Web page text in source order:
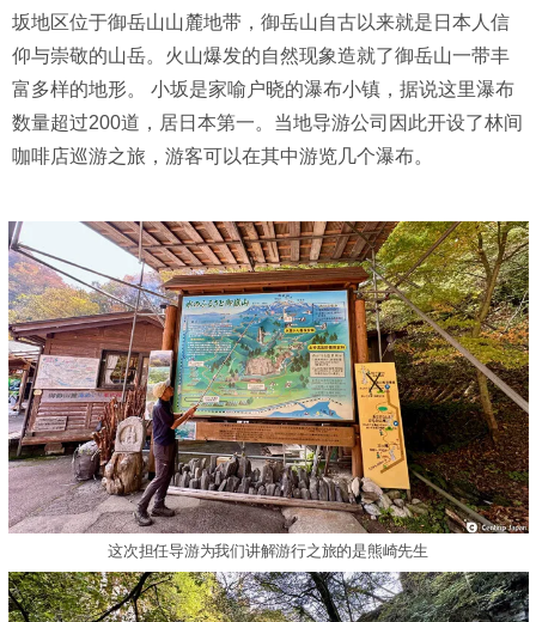
坂地区位于御岳山山麓地带，御岳山自古以来就是日本人信
仰与崇敬的山岳。火山爆发的自然现象造就了御岳山一带丰
富多样的地形。 小坂是家喻户晓的瀑布小镇，据说这里瀑布
数量超过200道，居日本第一。当地导游公司因此开设了林间
咖啡店巡游之旅，游客可以在其中游览几个瀑布。
这次担任导游为我们讲解游行之旅的是熊崎先生